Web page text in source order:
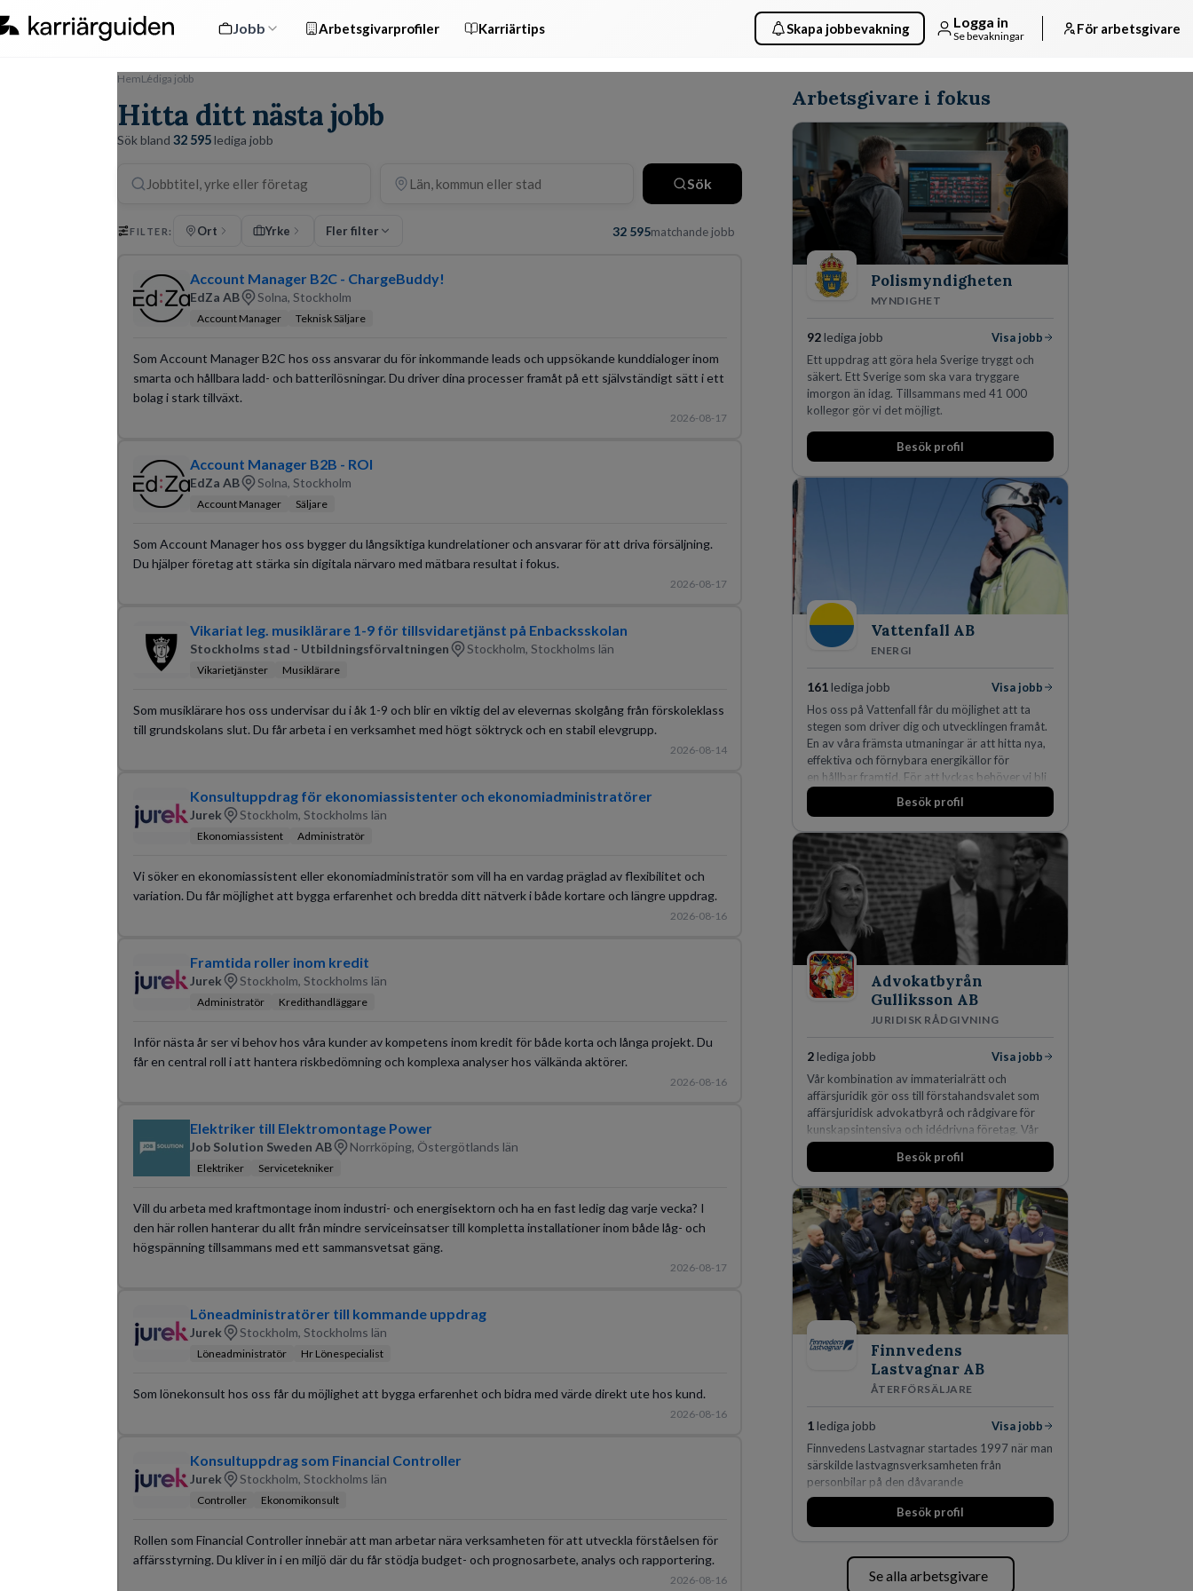
Jobb Arbetsgivarprofiler Karriärtips Skapa jobbevakning Logga in
Se bevakningar För arbetsgivare
HemLediga jobb
Hitta ditt nästa jobb
Sök bland 32 595 lediga jobb
Sök
FILTER: Ort Yrke Fler filter 32 595matchande jobb
Account Manager B2C - ChargeBuddy!
EdZa AB Solna, Stockholm
Account Manager Teknisk Säljare
Som Account Manager B2C hos oss ansvarar du för inkommande leads och uppsökande kunddialoger inom
smarta och hållbara ladd- och batterilösningar. Du driver dina processer framåt på ett självständigt sätt i ett
bolag i stark tillväxt.
2026-08-17
Account Manager B2B - ROI
EdZa AB Solna, Stockholm
Account Manager Säljare
Som Account Manager hos oss bygger du långsiktiga kundrelationer och ansvarar för att driva försäljning.
Du hjälper företag att stärka sin digitala närvaro med mätbara resultat i fokus.
2026-08-17
Vikariat leg. musiklärare 1-9 för tillsvidaretjänst på Enbacksskolan
Stockholms stad - Utbildningsförvaltningen Stockholm, Stockholms län
Vikarietjänster Musiklärare
Som musiklärare hos oss undervisar du i åk 1-9 och blir en viktig del av elevernas skolgång från förskoleklass
till grundskolans slut. Du får arbeta i en verksamhet med högt söktryck och en stabil elevgrupp.
2026-08-14
Konsultuppdrag för ekonomiassistenter och ekonomiadministratörer
Jurek Stockholm, Stockholms län
Ekonomiassistent Administratör
Vi söker en ekonomiassistent eller ekonomiadministratör som vill ha en vardag präglad av flexibilitet och
variation. Du får möjlighet att bygga erfarenhet och bredda ditt nätverk i både kortare och längre uppdrag.
2026-08-16
Framtida roller inom kredit
Jurek Stockholm, Stockholms län
Administratör Kredithandläggare
Inför nästa år ser vi behov hos våra kunder av kompetens inom kredit för både korta och långa projekt. Du
får en central roll i att hantera riskbedömning och komplexa analyser hos välkända aktörer.
2026-08-16
Elektriker till Elektromontage Power
Job Solution Sweden AB Norrköping, Östergötlands län
Elektriker Servicetekniker
Vill du arbeta med kraftmontage inom industri- och energisektorn och ha en fast ledig dag varje vecka? I
den här rollen hanterar du allt från mindre serviceinsatser till kompletta installationer inom både låg- och
högspänning tillsammans med ett sammansvetsat gäng.
2026-08-17
Löneadministratörer till kommande uppdrag
Jurek Stockholm, Stockholms län
Löneadministratör Hr Lönespecialist
Som lönekonsult hos oss får du möjlighet att bygga erfarenhet och bidra med värde direkt ute hos kund.
2026-08-16
Konsultuppdrag som Financial Controller
Jurek Stockholm, Stockholms län
Controller Ekonomikonsult
Rollen som Financial Controller innebär att man arbetar nära verksamheten för att utveckla förståelsen för
affärsstyrning. Du kliver in i en miljö där du får stödja budget- och prognosarbete, analys och rapportering.
2026-08-16
Arbetsgivare i fokus
Polismyndigheten
MYNDIGHET
92lediga jobb
Visa jobb
Ett uppdrag att göra hela Sverige tryggt och
säkert. Ett Sverige som ska vara tryggare
imorgon än idag. Tillsammans med 41 000
kollegor gör vi det möjligt.
Besök profil
Vattenfall AB
ENERGI
161lediga jobb
Visa jobb
Hos oss på Vattenfall får du möjlighet att ta
stegen som driver dig och utvecklingen framåt.
En av våra främsta utmaningar är att hitta nya,
effektiva och förnybara energikällor för
en hållbar framtid. För att lyckas behöver vi bli
fler medarbetare som vill göra skillnad.
Besök profil
Advokatbyrån
Gulliksson AB
JURIDISK RÅDGIVNING
2lediga jobb
Visa jobb
Vår kombination av immaterialrätt och
affärsjuridik gör oss till förstahandsvalet som
affärsjuridisk advokatbyrå och rådgivare för
kunskapsintensiva och idédrivna företag. Vår
expertis inom IP-tillgångar har gett oss en
marknadsledande position. Våra klienter väljer
skydda, utveckla och kommersialisera
företagets viktigaste tillgångar.
Besök profil
Finnvedens
Lastvagnar AB
ÅTERFÖRSÄLJARE
1lediga jobb
Visa jobb
Finnvedens Lastvagnar startades 1997 när man
särskilde lastvagnsverksamheten från
personbilar på den dåvarande
huvudanläggningen i Värnamo. Sedan dess har
man expanderat kraftigt genom ett antal
Lastvagnar och finns representerade på 20
orter i södra Sverige.
Besök profil
Se alla arbetsgivare